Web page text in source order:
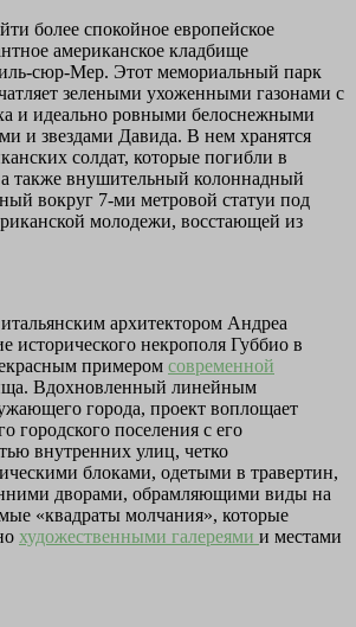
более спокойное европейское
американское кладбище
сюр-Мер. Этот мемориальный парк
зелеными ухоженными газонами с
и идеально ровными белоснежными
и звездами Давида. В нем хранятся
солдат, которые погибли в
также внушительный колоннадный
вокруг 7-ми метровой статуи под
молодежи, восстающей из
архитектором Андреа
исторического некрополя Губбио в
примером современной
Вдохновленный линейным
города, проект воплощает
городского поселения с его
внутренних улиц, четко
блоками, одетыми в травертин,
дворами, обрамляющими виды на
«квадраты молчания», которые
художественными галереями и местами